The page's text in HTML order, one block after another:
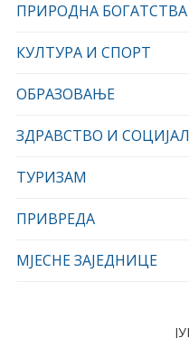
ПРИРОДНА БОГАТСТВА
КУЛТУРА И СПОРТ
ОБРАЗОВАЊЕ
ЗДРАВСТВО И
ТУРИЗАМ
ПРИВРЕДА
МЈЕСНЕ ЗАЈЕДНИЦЕ